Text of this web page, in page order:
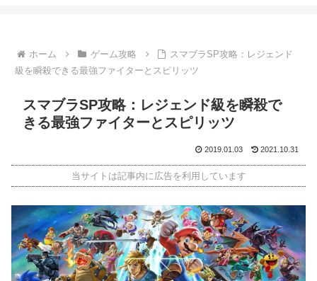
ホーム ゲーム攻略
スマブラSP攻略：レジェンド
級を瞬殺できる最強ファイターとスピリッツ
スマブラSP攻略：レジェンド級を瞬殺で
きる最強ファイターとスピリッツ
2019.01.03 2021.10.31
当サイトは記事内に広告を利用しています